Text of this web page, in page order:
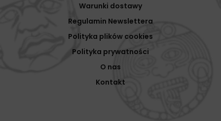
Warunki dostawy
Regulamin Newslettera
Polityka plików cookies
Polityka prywatności
O nas
Kontakt